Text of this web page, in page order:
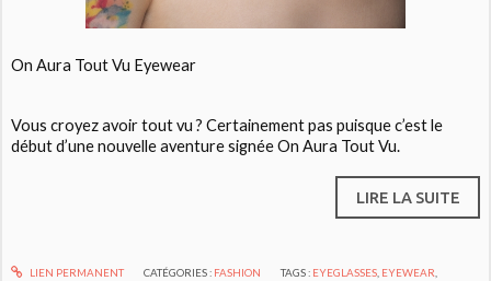
On Aura Tout Vu Eyewear
Vous croyez avoir tout vu ? Certainement pas puisque c’est le
début d’une nouvelle aventure signée On Aura Tout Vu.
LIRE LA SUITE
LIEN PERMANENT CATÉGORIES : FASHION TAGS : EYEGLASSES EYEWEAR